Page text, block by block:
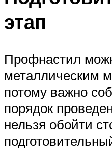
этап
Профнастил
металлическим
потому важно
порядок
нельзя обойти